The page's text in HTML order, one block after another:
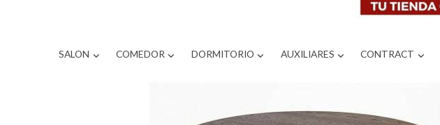
SALON COMEDOR DORMITORIO AUXILIARES CONTRACT